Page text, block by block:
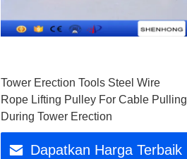
Tower Erection Tools Steel Wire
Rope Lifting Pulley For Cable Pulling
During Tower Erection
Dapatkan Harga Terbaik